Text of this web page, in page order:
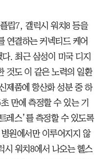
립7, 갤럭시 워치8 등을
연결하는 커넥티드 케어
. 최근 삼성이 미국 디지
것도 이 같은 노력의 일환
제품에 항산화 성분 중 하
만에 측정할 수 있는 기
레스’를 측정할 수 있도록
원에서만 이루어지지 않
시 워치8에서 나오는 헬스